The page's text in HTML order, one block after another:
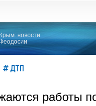
Крым: новости
# ДТП
работы